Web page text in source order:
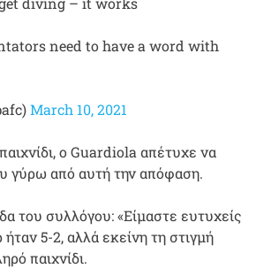
need to have a word with
March 10, 2021
ο Guardiola απέτυχε να
γύρω από αυτή την απόφαση.
του συλλόγου: «Είμαστε ευτυχείς
5-2, αλλά εκείνη τη στιγμή
παιχνίδι.